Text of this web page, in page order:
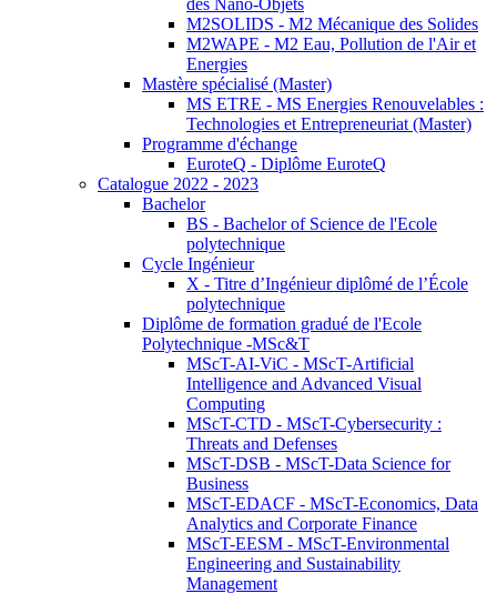
des Nano-Objets
M2SOLIDS - M2 Mécanique des Solides
M2WAPE - M2 Eau, Pollution de l'Air et
Energies
Mastère spécialisé (Master)
MS ETRE - MS Energies Renouvelables :
Technologies et Entrepreneuriat (Master)
Programme d'échange
EuroteQ - Diplôme EuroteQ
Catalogue 2022 - 2023
Bachelor
BS - Bachelor of Science de l'Ecole
polytechnique
Cycle Ingénieur
X - Titre d’Ingénieur diplômé de l’École
polytechnique
Diplôme de formation gradué de l'Ecole
Polytechnique -MSc&T
MScT-AI-ViC - MScT-Artificial
Intelligence and Advanced Visual
Computing
MScT-CTD - MScT-Cybersecurity :
Threats and Defenses
MScT-DSB - MScT-Data Science for
Business
MScT-EDACF - MScT-Economics, Data
Analytics and Corporate Finance
MScT-EESM - MScT-Environmental
Engineering and Sustainability
Management